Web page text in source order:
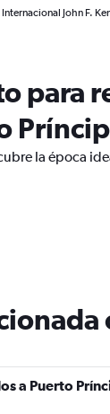
John F.
para
la época
a Puerto